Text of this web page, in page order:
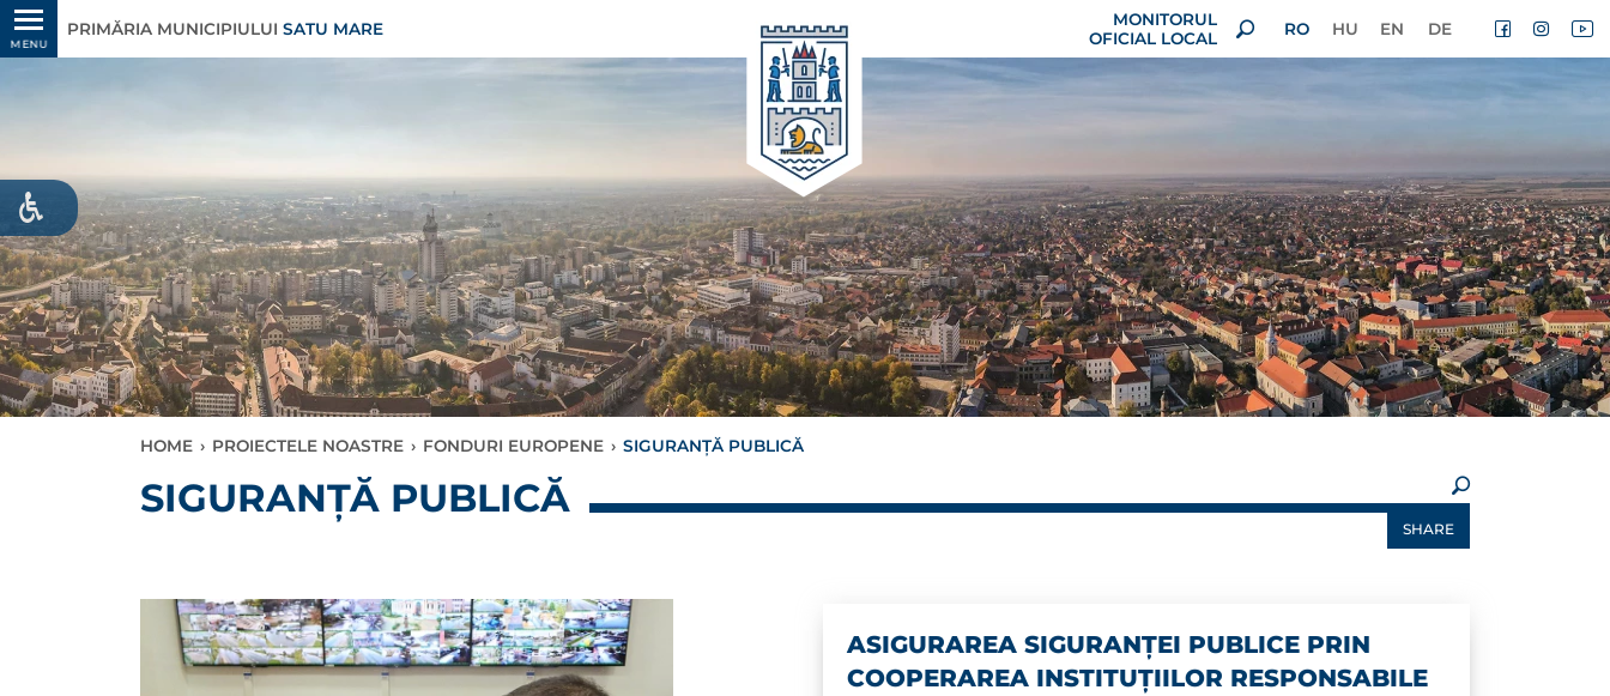
MENU
PRIMĂRIA MUNICIPIULUI SATU MARE
MONITORUL
OFICIAL LOCAL
RO HU EN DE
HOME › PROIECTELE NOASTRE › FONDURI EUROPENE › SIGURANȚĂ PUBLICĂ
SIGURANȚĂ PUBLICĂ
SHARE
ASIGURAREA SIGURANȚEI PUBLICE PRIN
COOPERAREA INSTITUȚIILOR RESPONSABILE